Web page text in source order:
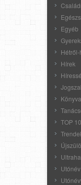
Egyéb
Hétről-
Hírek
TOP